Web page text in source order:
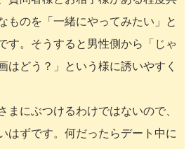
ものを「一緒にやってみたい」と
す。そうすると男性側から「じゃ
はどう？」という様に誘いやすく
まにぶつけるわけではないので、
はずです。何だったらデート中に